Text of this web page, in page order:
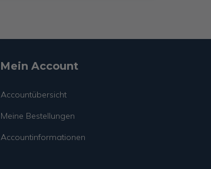
Mein Account
Accountübersicht
Meine Bestellungen
Accountinformationen